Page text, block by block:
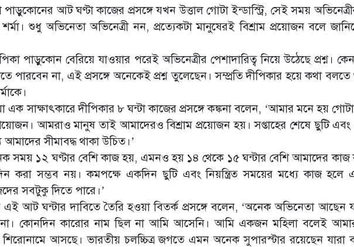
পাড়ুকোনের আট ঘণ্টা কাজের প্রসঙ্গে যখন উত্তাল গোটা ইন্ডাস্ট্রি, সেই সময়
শুধু অভিনেতা অভিনেত্রী নন, প্রত্যেকটা মানুষেরই বিশ্রাম প্রয়োজন বলে
পাড়ুকোন বেরিয়ে যাওয়ার পরেই অভিনেত্রীর পেশাদারিত্ব নিয়ে উঠেছে প্রশ্ন।
পারবেন না, এই প্রসঙ্গে অনেকেই প্রশ্ন তুলেছেন। সম্প্রতি দীপিকার হয়ে কথা
এক সাক্ষাৎকারে দীপিকার ৮ ঘন্টা কাজের প্রসঙ্গে কঙ্কনা বলেন, ‘আমার মনে হয়
আমরাও মানুষ তাই আমাদেরও বিশ্রাম প্রয়োজন হয়। সপ্তাহের শেষে ছুটি
আমাদের সীমাবদ্ধ থাকা উচিত।’
সময় ১২ ঘণ্টার বেশি কাজ হয়, এমনও হয় ১৪ থেকে ১৫ ঘন্টার বেশি আমাদের
করা সম্ভব নয়। কমপক্ষে একদিন ছুটি এবং নিয়ন্ত্রিত সময়ের মধ্যে কাজ
সবটুকু দিতে পারে।’
এই আট ঘন্টার দাবিতে তৈরি হওয়া বিতর্ক প্রসঙ্গে বলেন, ‘অনেক অভিনেতা আছেন
না। কোনদিন কারোর নাম ছিল না আমি আসেনি। আমি একজন মহিলা বলেই
শিরোনামে আসছে। ভারতীয় চলচ্চিত্র জগতে এমন অনেক সুপারস্টার রয়েছেন যারা